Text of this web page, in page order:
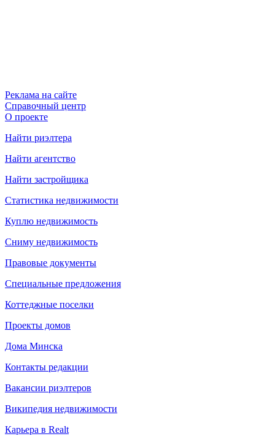
Реклама на сайте
Справочный центр
О проекте
Найти риэлтера
Найти агентство
Найти застройщика
Статистика недвижимости
Куплю недвижимость
Сниму недвижимость
Правовые документы
Специальные предложения
Коттеджные поселки
Проекты домов
Дома Минска
Контакты редакции
Вакансии риэлтеров
Википедия недвижимости
Карьера в Realt